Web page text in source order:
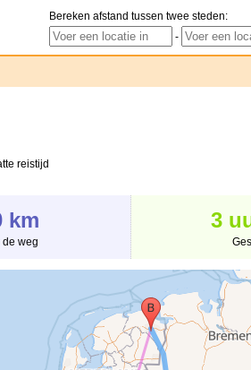
Bereken afstand tussen twee steden:
-
reistijd
km
de weg
3